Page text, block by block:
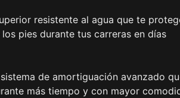
resistente al agua que te
pies durante tus carreras en días
de amortiguación avanzado
más tiempo y con mayor